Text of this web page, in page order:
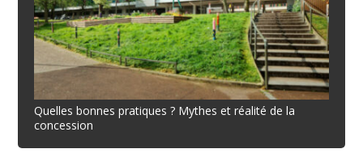
Quelles bonnes pratiques ? Mythes et réalité de la
concession